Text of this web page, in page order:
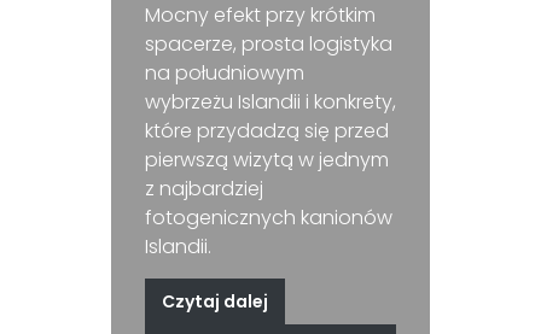
Mocny efekt przy krótkim
spacerze, prosta logistyka
na południowym
wybrzeżu Islandii i konkrety,
które przydadzą się przed
pierwszą wizytą w jednym
z najbardziej
fotogenicznych kanionów
Islandii.
Czytaj dalej